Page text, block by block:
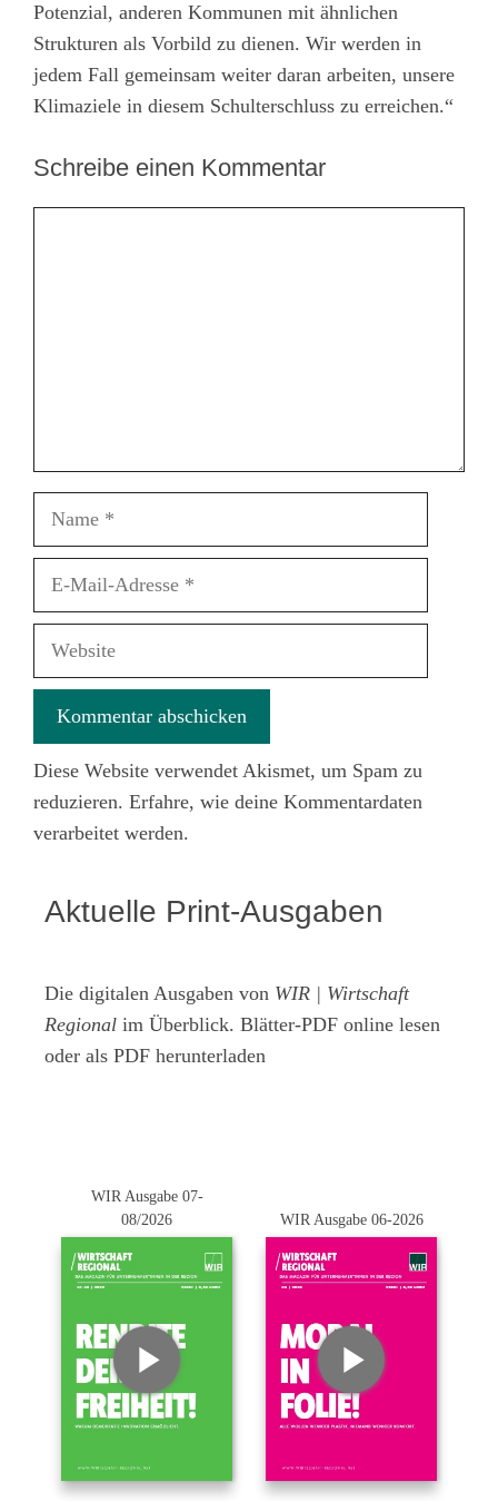
Potenzial, anderen Kommunen mit ähnlichen
Strukturen als Vorbild zu dienen. Wir werden in
jedem Fall gemeinsam weiter daran arbeiten, unsere
Klimaziele in diesem Schulterschluss zu erreichen.“
Schreibe einen Kommentar
Name
Website
Diese Website verwendet Akismet, um Spam zu
reduzieren. Erfahre, wie deine Kommentardaten
verarbeitet werden.
Aktuelle Print-Ausgaben
Die digitalen Ausgaben von WIR | Wirtschaft
Regional im Überblick. Blätter-PDF online lesen
oder als PDF herunterladen
WIR Ausgabe 07-
08/2026
WIR Ausgabe 06-2026